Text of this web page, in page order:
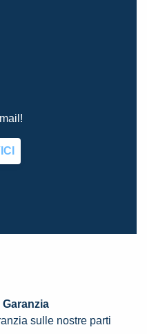
Garanzia
sulle nostre parti